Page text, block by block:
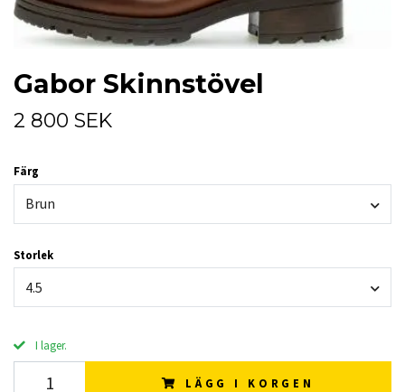
Gabor Skinnstövel
2 800 SEK
Färg
Brun
Storlek
4.5
I lager.
LÄGG I KORGEN